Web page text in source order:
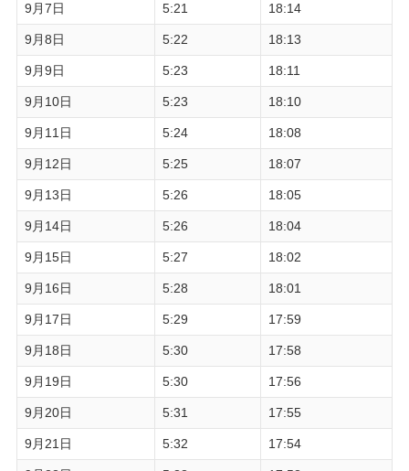
9月7日 5:21 18:14
9月8日 5:22 18:13
9月9日 5:23 18:11
9月10日 5:23 18:10
9月11日 5:24 18:08
9月12日 5:25 18:07
9月13日 5:26 18:05
9月14日 5:26 18:04
9月15日 5:27 18:02
9月16日 5:28 18:01
9月17日 5:29 17:59
9月18日 5:30 17:58
9月19日 5:30 17:56
9月20日 5:31 17:55
9月21日 5:32 17:54